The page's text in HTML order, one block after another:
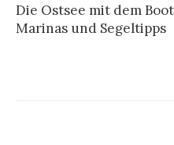
Die Ostsee mit dem
Marinas und Segeltipps